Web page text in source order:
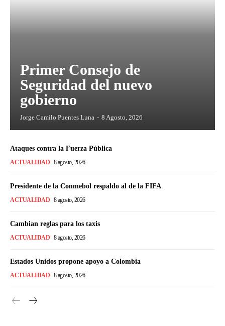
Primer Consejo de
Seguridad del nuevo
gobierno
Jorge Camilo Puentes Luna - 8 Agosto, 2026
Ataques contra la Fuerza Pública
ACTUALIDAD 8 agosto, 2026
Presidente de la Conmebol respaldo al de la FIFA
ACTUALIDAD 8 agosto, 2026
Cambian reglas para los taxis
ACTUALIDAD 8 agosto, 2026
Estados Unidos propone apoyo a Colombia
ACTUALIDAD 8 agosto, 2026